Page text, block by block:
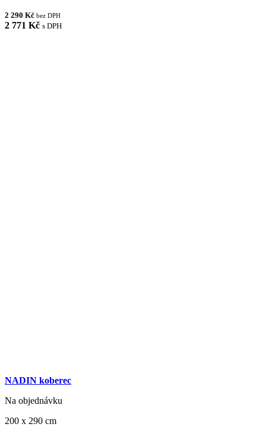
2 290 Kč bez DPH
2 771 Kč s DPH
NADIN koberec
Na objednávku
200 x 290 cm